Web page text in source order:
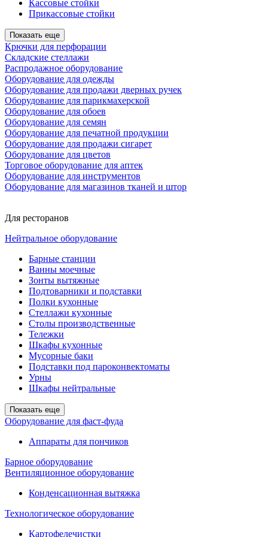
Кассовые стойки
Прикассовые стойки
Показать еще
Крючки для перфорации
Складские стеллажи
Распродажное оборудование
Оборудование для одежды
Оборудование для продажи дверных ручек
Оборудование для парикмахерской
Оборудование для обоев
Оборудование для семян
Оборудование для печатной продукции
Оборудование для продажи сигарет
Оборудование для цветов
Торговое оборудование для аптек
Оборудование для инструментов
Оборудование для магазинов тканей и штор
Для ресторанов
Нейтральное оборудование
Барные станции
Ванны моечные
Зонты вытяжные
Подтоварники и подставки
Полки кухонные
Стеллажи кухонные
Столы производственные
Тележки
Шкафы кухонные
Мусорные баки
Подставки под пароконвектоматы
Урны
Шкафы нейтральные
Показать еще
Оборудование для фаст-фуда
Аппараты для пончиков
Барное оборудование
Вентиляционное оборудование
Конденсационная вытяжка
Технологическое оборудование
Картофелечистки